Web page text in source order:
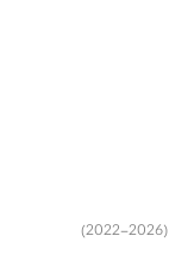
(2026-2022)